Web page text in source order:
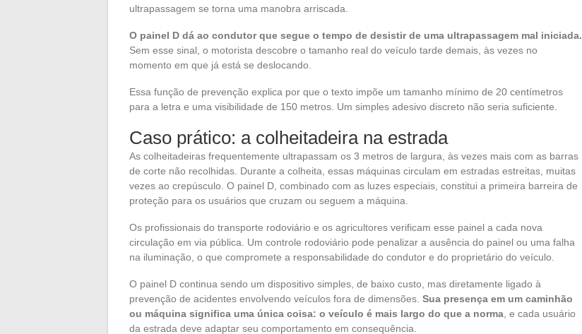
ultrapassagem se torna uma manobra arriscada.
O painel D dá ao condutor que segue o tempo de desistir de uma ultrapassagem mal iniciada.
Sem esse sinal, o motorista descobre o tamanho real do veículo tarde demais, às vezes no
momento em que já está se deslocando.
Essa função de prevenção explica por que o texto impõe um tamanho mínimo de 20 centímetros
para a letra e uma visibilidade de 150 metros. Um simples adesivo discreto não seria suficiente.
Caso prático: a colheitadeira na estrada
As colheitadeiras frequentemente ultrapassam os 3 metros de largura, às vezes mais com as barras
de corte não recolhidas. Durante a colheita, essas máquinas circulam em estradas estreitas, muitas
vezes ao crepúsculo. O painel D, combinado com as luzes especiais, constitui a primeira barreira de
proteção para os usuários que cruzam ou seguem a máquina.
Os profissionais do transporte rodoviário e os agricultores verificam esse painel a cada nova
circulação em via pública. Um controle rodoviário pode penalizar a ausência do painel ou uma falha
na iluminação, o que compromete a responsabilidade do condutor e do proprietário do veículo.
O painel D continua sendo um dispositivo simples, de baixo custo, mas diretamente ligado à
prevenção de acidentes envolvendo veículos fora de dimensões. Sua presença em um caminhão
ou máquina significa uma única coisa: o veículo é mais largo do que a norma , e cada usuário
da estrada deve adaptar seu comportamento em consequência.